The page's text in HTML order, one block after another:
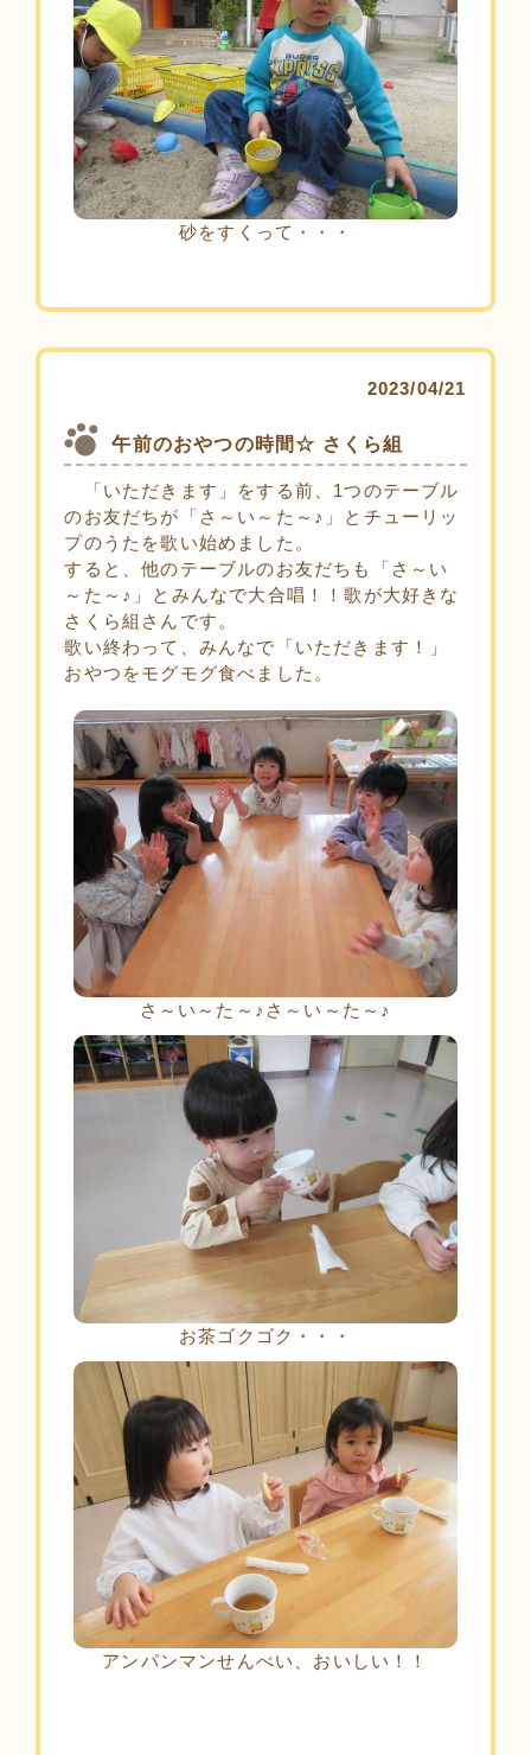
砂をすくって・・・
2023/04/21
午前のおやつの時間☆ さくら組
「いただきます」をする前、1つのテーブル
のお友だちが「さ～い～た～♪」とチューリッ
プのうたを歌い始めました。
すると、他のテーブルのお友だちも「さ～い
～た～♪」とみんなで大合唱！！歌が大好きな
さくら組さんです。
歌い終わって、みんなで「いただきます！」
おやつをモグモグ食べました。
さ～い～た～♪さ～い～た～♪
お茶ゴクゴク・・・
アンパンマンせんべい、おいしい！！